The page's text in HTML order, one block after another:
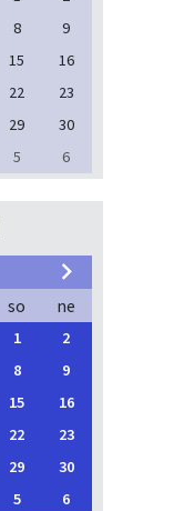
8
9
15
16
22
23
29
30
5 6
so ne
1
2
8
9
15
16
22
23
29
30
5 6